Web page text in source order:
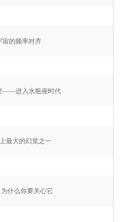
宙的频率对齐
——进入水瓶座时代
最大的幻觉之一
什么你要关心它